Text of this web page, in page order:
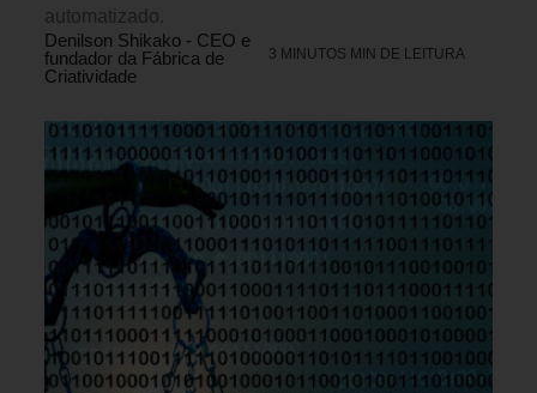
automatizado.
Denilson Shikako - CEO e
fundador da Fábrica de
Criatividade
3 MINUTOS MIN DE LEITURA